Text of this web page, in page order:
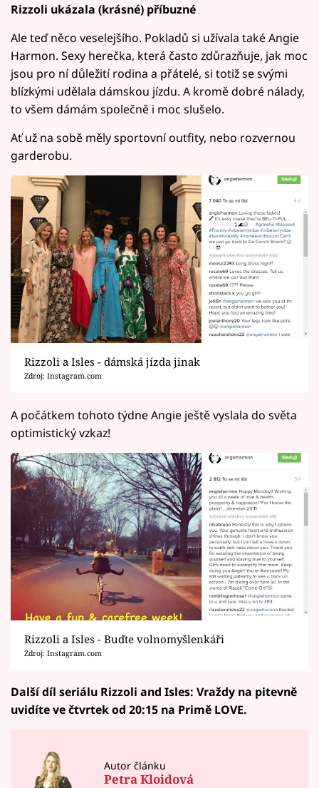
Rizzoli ukázala (krásné) příbuzné
Ale teď něco veselejšího. Pokladů si užívala také Angie
Harmon. Sexy herečka, která často zdůrazňuje, jak moc
jsou pro ní důležití rodina a přátelé, si totiž se svými
blízkými udělala dámskou jízdu. A kromě dobré nálady,
to všem dámám společně i moc slušelo.
Ať už na sobě měly sportovní outfity, nebo rozvernou
garderobu.
Rizzoli a Isles - dámská jízda jinak
Zdroj: Instagram.com
A počátkem tohoto týdne Angie ještě vyslala do světa
optimistický vzkaz!
Rizzoli a Isles - Buďte volnomyšlenkáři
Zdroj: Instagram.com
Další díl seriálu Rizzoli and Isles: Vraždy na pitevně
uvidíte ve čtvrtek od 20:15 na Primě LOVE.
Autor článku
Petra Kloidová